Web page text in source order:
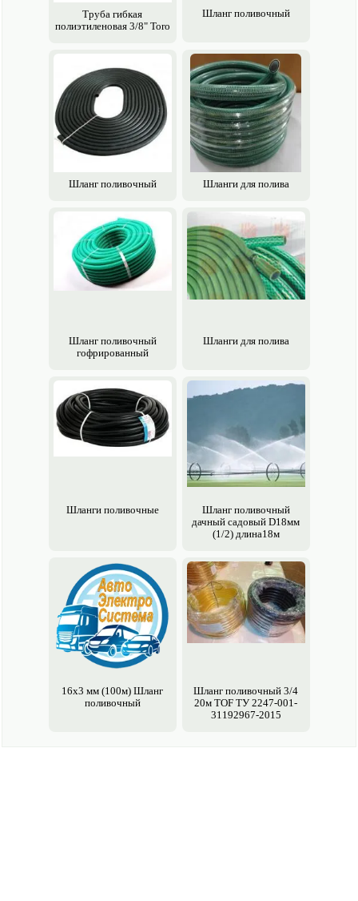
Труба гибкая
полиэтиленовая 3/8" Toro
Шланг поливочный
Шланг поливочный Шланги для полива
Шланг поливочный
гофрированный
Шланги для полива
Шланги поливочные
Шланг поливочный
дачный садовый D18мм
(1/2) длина18м
16х3 мм (100м) Шланг
поливочный
Шланг поливочный 3/4
20м TOF ТУ 2247-001-
31192967-2015